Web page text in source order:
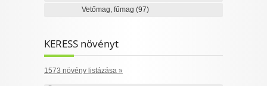
Vetőmag, fűmag (97)
KERESS növényt
1573 növény listázása »